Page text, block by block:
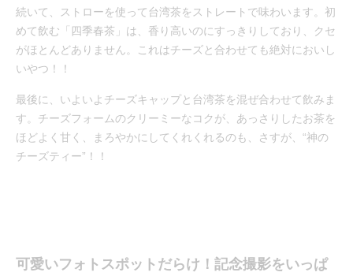
続いて、ストローを使って台湾茶をストレートで味わいます。初
めて飲む「四季春茶」は、香り高いのにすっきりしており、クセ
がほとんどありません。これはチーズと合わせても絶対においし
いやつ！！
最後に、いよいよチーズキャップと台湾茶を混ぜ合わせて飲みま
す。チーズフォームのクリーミーなコクが、あっさりしたお茶を
ほどよく甘く、まろやかにしてくれくれるのも、さすが、“神の
チーズティー”！！
可愛いフォトスポットだらけ！記念撮影をいっぱ